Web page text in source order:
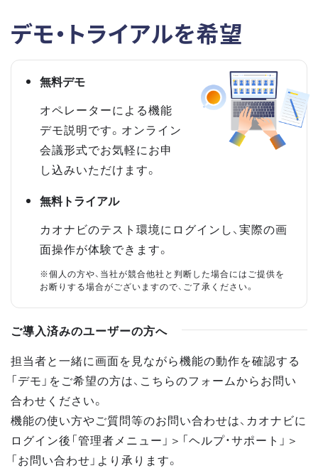
デモ・トライアルを希望
無料デモ
オペレーターによる機能
デモ説明です。オンライン
会議形式でお気軽にお申
し込みいただけます。
無料トライアル
カオナビのテスト環境にログインし、実際の画
面操作が体験できます。
※個人の方や、当社が競合他社と判断した場合にはご提供を
お断りする場合がございますので、ご了承ください。
ご導入済みのユーザーの方へ
担当者と一緒に画面を見ながら機能の動作を確認する
「デモ」をご希望の方は、こちらのフォームからお問い
合わせください。
機能の使い方やご質問等のお問い合わせは、カオナビに
ログイン後「管理者メニュー」＞「ヘルプ・サポート」＞
「お問い合わせ」より承ります。